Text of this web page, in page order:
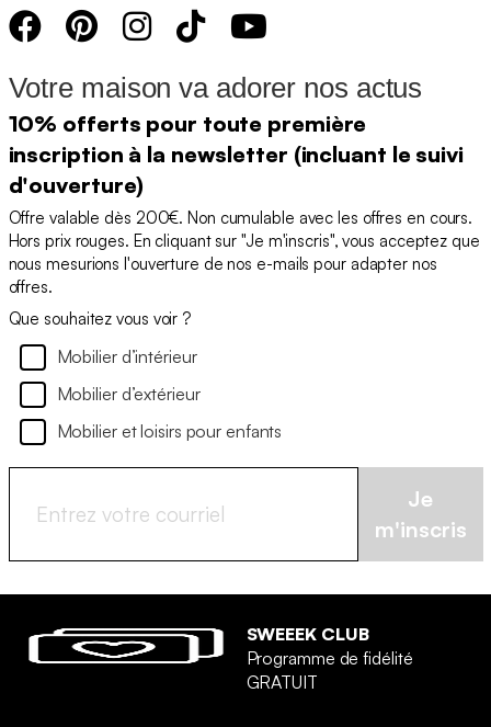
Votre maison va adorer nos actus
10% offerts pour toute première
inscription à la newsletter (incluant le suivi
d'ouverture)
Offre valable dès 200€. Non cumulable avec les offres en cours.
Hors prix rouges. En cliquant sur "Je m'inscris", vous acceptez que
nous mesurions l'ouverture de nos e-mails pour adapter nos
offres.
Que souhaitez vous voir ?
Mobilier d’intérieur
Mobilier d’extérieur
Mobilier et loisirs pour enfants
Je
m'inscris
SWEEEK CLUB
Programme de fidélité
GRATUIT